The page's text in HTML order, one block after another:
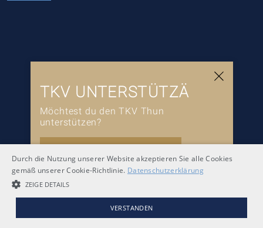
Newsletter
TKV UNTERSTÜTZÄ
Möchtest du den TKV Thun
unterstützen?
Durch die Nutzung unserer Website akzeptieren Sie alle Cookies
gemäß unserer Cookie-Richtlinie. Datenschutzerklärung
ZEIGE DETAILS
VERSTANDEN